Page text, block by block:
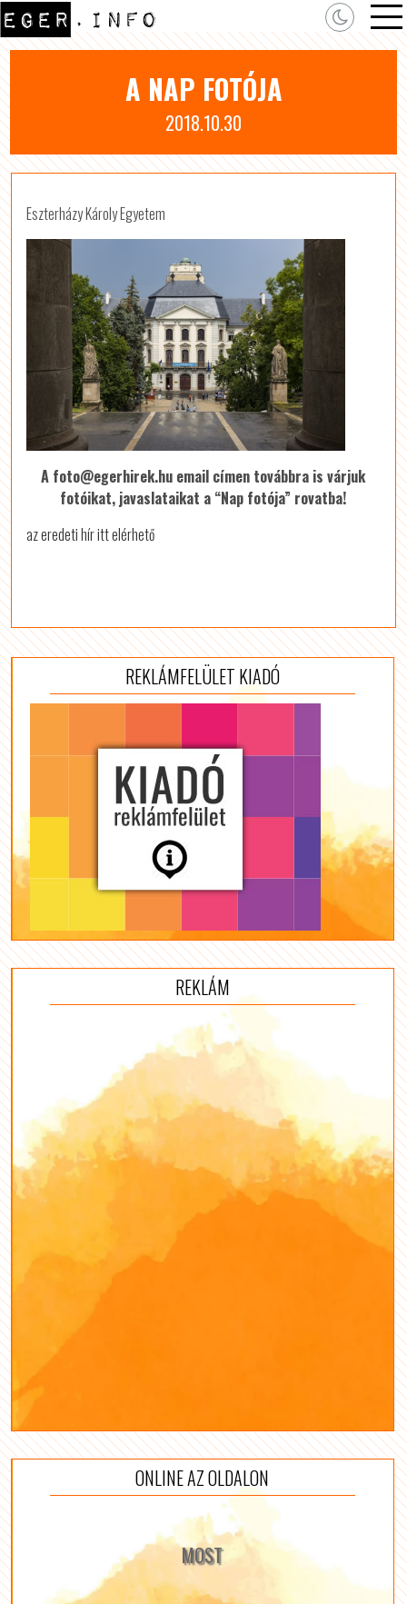
A NAP FOTÓJA
2018.10.30
Eszterházy Károly Egyetem
A foto@egerhirek.hu email címen továbbra is várjuk
fotóikat, javaslataikat a “Nap fotója” rovatba!
az eredeti hír itt elérhető
REKLÁMFELÜLET KIADÓ
REKLÁM
ONLINE AZ OLDALON
MOST